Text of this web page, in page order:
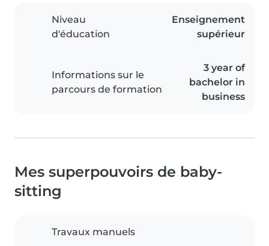
Niveau
d'éducation
Enseignement
supérieur
Informations sur le
parcours de formation
3 year of
bachelor in
business
Mes superpouvoirs de baby-
sitting
Travaux manuels